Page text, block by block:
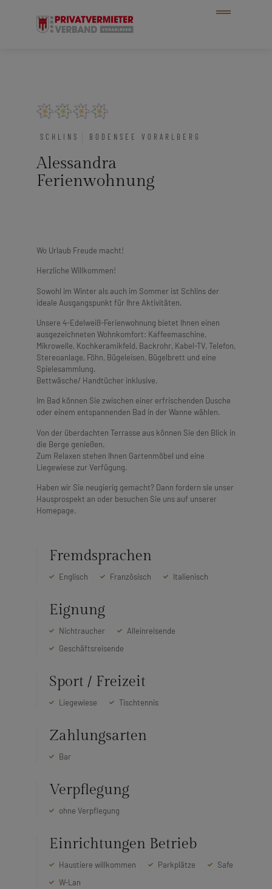
SCHLINS BODENSEE VORARLBERG
Alessandra
Ferienwohnung
Wo Urlaub Freude macht!
Herzliche Willkommen!
Sowohl im Winter als auch im Sommer ist Schlins der
ideale Ausgangspunkt für Ihre Aktivitäten.
Unsere 4-Edelweiß-Ferienwohnung bietet Ihnen einen
ausgezeichneten Wohnkomfort: Kaffeemaschine,
Mikrowelle, Kochkeramikfeld, Backrohr, Kabel-TV, Telefon,
Stereoanlage, Föhn, Bügeleisen, Bügelbrett und eine
Spielesammlung.
Bettwäsche/ Handtücher inklusive.
Im Bad können Sie zwischen einer erfrischenden Dusche
oder einem entspannenden Bad in der Wanne wählen.
Von der überdachten Terrasse aus können Sie den Blick in
die Berge genießen.
Zum Relaxen stehen Ihnen Gartenmöbel und eine
Liegewiese zur Verfügung.
Haben wir Sie neugierig gemacht? Dann fordern sie unser
Hausprospekt an oder besuchen Sie uns auf unserer
Homepage.
Fremdsprachen
Englisch Französisch Italienisch
Eignung
Nichtraucher
Alleinreisende
Geschäftsreisende
Sport / Freizeit
Liegewiese Tischtennis
Zahlungsarten
Bar
Verpflegung
ohne Verpflegung
Einrichtungen Betrieb
Haustiere willkommen Parkplätze
Safe
W-Lan